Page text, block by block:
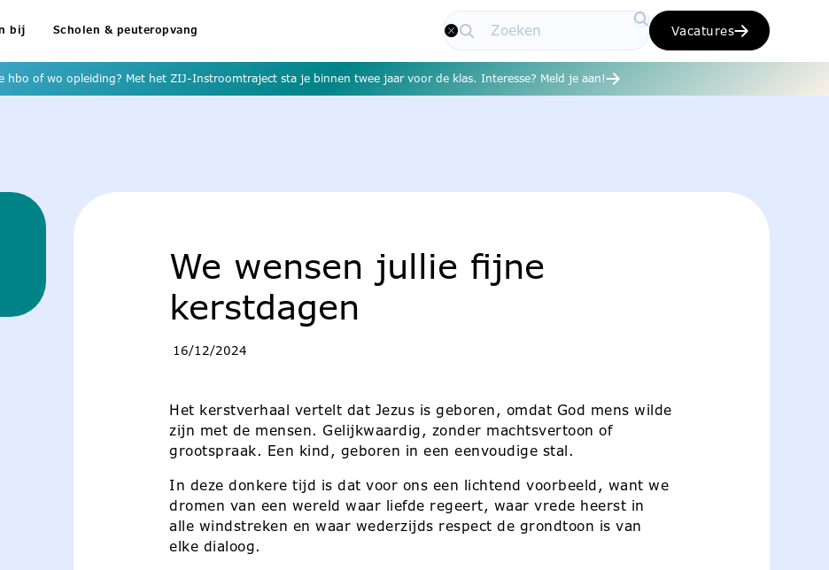
bij Scholen & peuteropvang Vacatures
hbo of wo opleiding? Met het ZIJ-Instroomtraject sta je binnen twee jaar voor de klas. Interesse? Meld je aan!
We wensen jullie fijne
kerstdagen
16/12/2024
Het kerstverhaal vertelt dat Jezus is geboren, omdat God mens wilde
zijn met de mensen. Gelijkwaardig, zonder machtsvertoon of
grootspraak. Een kind, geboren in een eenvoudige stal.
In deze donkere tijd is dat voor ons een lichtend voorbeeld, want we
dromen van een wereld waar liefde regeert, waar vrede heerst in
alle windstreken en waar wederzijds respect de grondtoon is van
elke dialoog.